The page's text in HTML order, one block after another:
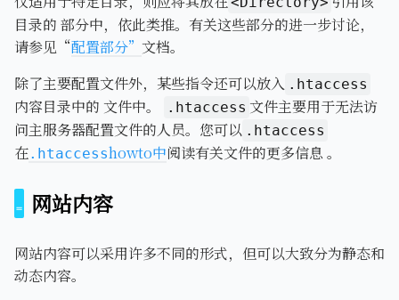
目录的 部分中，依此类推。有关这些部分的进一步讨论，
请参见“配置部分” 文档。
除了主要配置文件外，某些指令还可以放入 .htaccess
内容目录中的 文件中。 .htaccess 文件主要用于无法访
问主服务器配置文件的人员。您可以 .htaccess
在.htaccesshowto中阅读有关文件的更多信息 。
网站内容
网站内容可以采用许多不同的形式，但可以大致分为静态和
动态内容。